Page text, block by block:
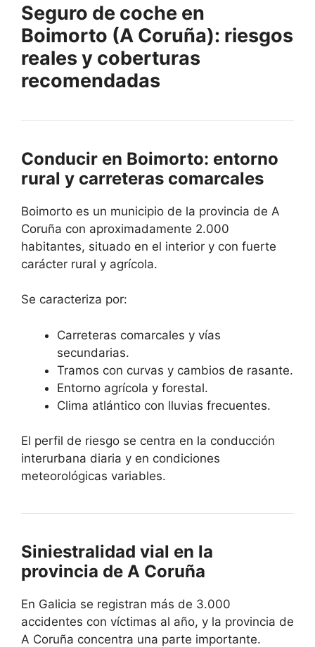
Seguro de coche en
Boimorto (A Coruña): riesgos
reales y coberturas
recomendadas
Conducir en Boimorto: entorno
rural y carreteras comarcales
Boimorto es un municipio de la provincia de A
Coruña con aproximadamente 2.000
habitantes, situado en el interior y con fuerte
carácter rural y agrícola.
Se caracteriza por:
Carreteras comarcales y vías
secundarias.
Tramos con curvas y cambios de rasante.
Entorno agrícola y forestal.
Clima atlántico con lluvias frecuentes.
El perfil de riesgo se centra en la conducción
interurbana diaria y en condiciones
meteorológicas variables.
Siniestralidad vial en la
provincia de A Coruña
En Galicia se registran más de 3.000
accidentes con víctimas al año, y la provincia de
A Coruña concentra una parte importante.